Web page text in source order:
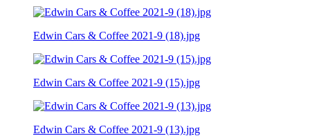
Edwin Cars & Coffee 2021-9 (18).jpg
Edwin Cars & Coffee 2021-9 (15).jpg
Edwin Cars & Coffee 2021-9 (13).jpg